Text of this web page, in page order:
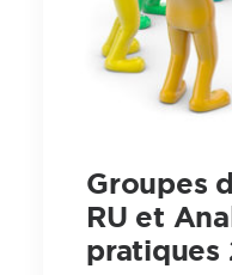
Groupes
RU et
pratiques